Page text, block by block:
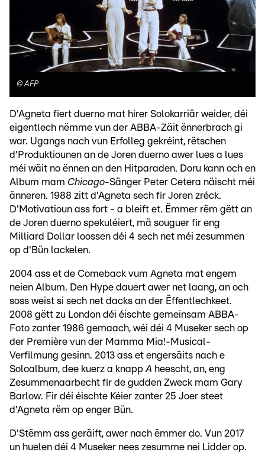
©AFP
D'Agneta fiert duerno mat hirer Solokarriär weider, déi
eigentlech nëmme vun der ABBA-Zäit ënnerbrach gi
war. Ugangs nach vun Erfolleg gekréint, rëtschen
d'Produktiounen an de Joren duerno awer lues a lues
méi wäit no ënnen an den Hitparaden. Doru kann och en
Album mam Chicago-Sänger Peter Cetera näischt méi
änneren. 1988 zitt d'Agneta sech fir Joren zréck.
D'Motivatioun ass fort - a bleift et. Ëmmer rëm gëtt an
de Joren duerno spekuléiert, mä souguer fir eng
Milliard Dollar loossen déi 4 sech net méi zesummen
op d'Bün lackelen.
2004 ass et de Comeback vum Agneta mat engem
neien Album. Den Hype dauert awer net laang, an och
soss weist si sech net dacks an der Ëffentlechkeet.
2008 gëtt zu London déi éischte gemeinsam ABBA-
Foto zanter 1986 gemaach, wéi déi 4 Museker sech op
der Première vun der Mamma Mia!-Musical-
Verfilmung gesinn. 2013 ass et engersäits nach e
Soloalbum, dee kuerz a knappA heescht, an, eng
Zesummenaarbecht fir de gudden Zweck mam Gary
Barlow. Fir déi éischte Kéier zanter 25 Joer steet
d'Agneta rëm op enger Bün.
D'Stëmm ass geräift, awer nach ëmmer do. Vun 2017
un huelen déi 4 Museker nees zesumme nei Lidder op.